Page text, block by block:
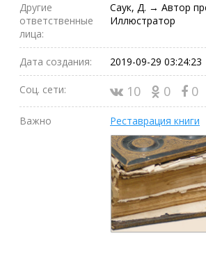
Другие
ответственные
лица:
Саук, Д. → Автор
Иллюстратор
Дата создания: 2019-09-29 03:24:23
Соц. сети: 10 0 0
Важно Реставрация книги